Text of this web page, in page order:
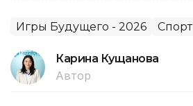
Игры Будущего - 2026 Спорт
Карина Кущанова
Автор